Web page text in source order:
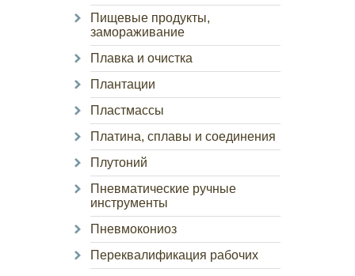
Пищевые продукты,
замораживание
Плавка и очистка
Плантации
Пластмассы
Платина, сплавы и соединения
Плутоний
Пневматические ручные
инструменты
Пневмокониоз
Переквалификация рабочих